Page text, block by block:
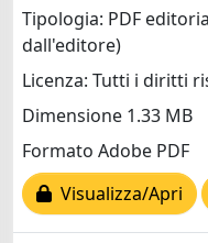
Tipologia: PDF
dall'editore)
Licenza: Tutti i diritti
Dimensione 1.33 MB
Formato Adobe PDF
Visualizza/Apri